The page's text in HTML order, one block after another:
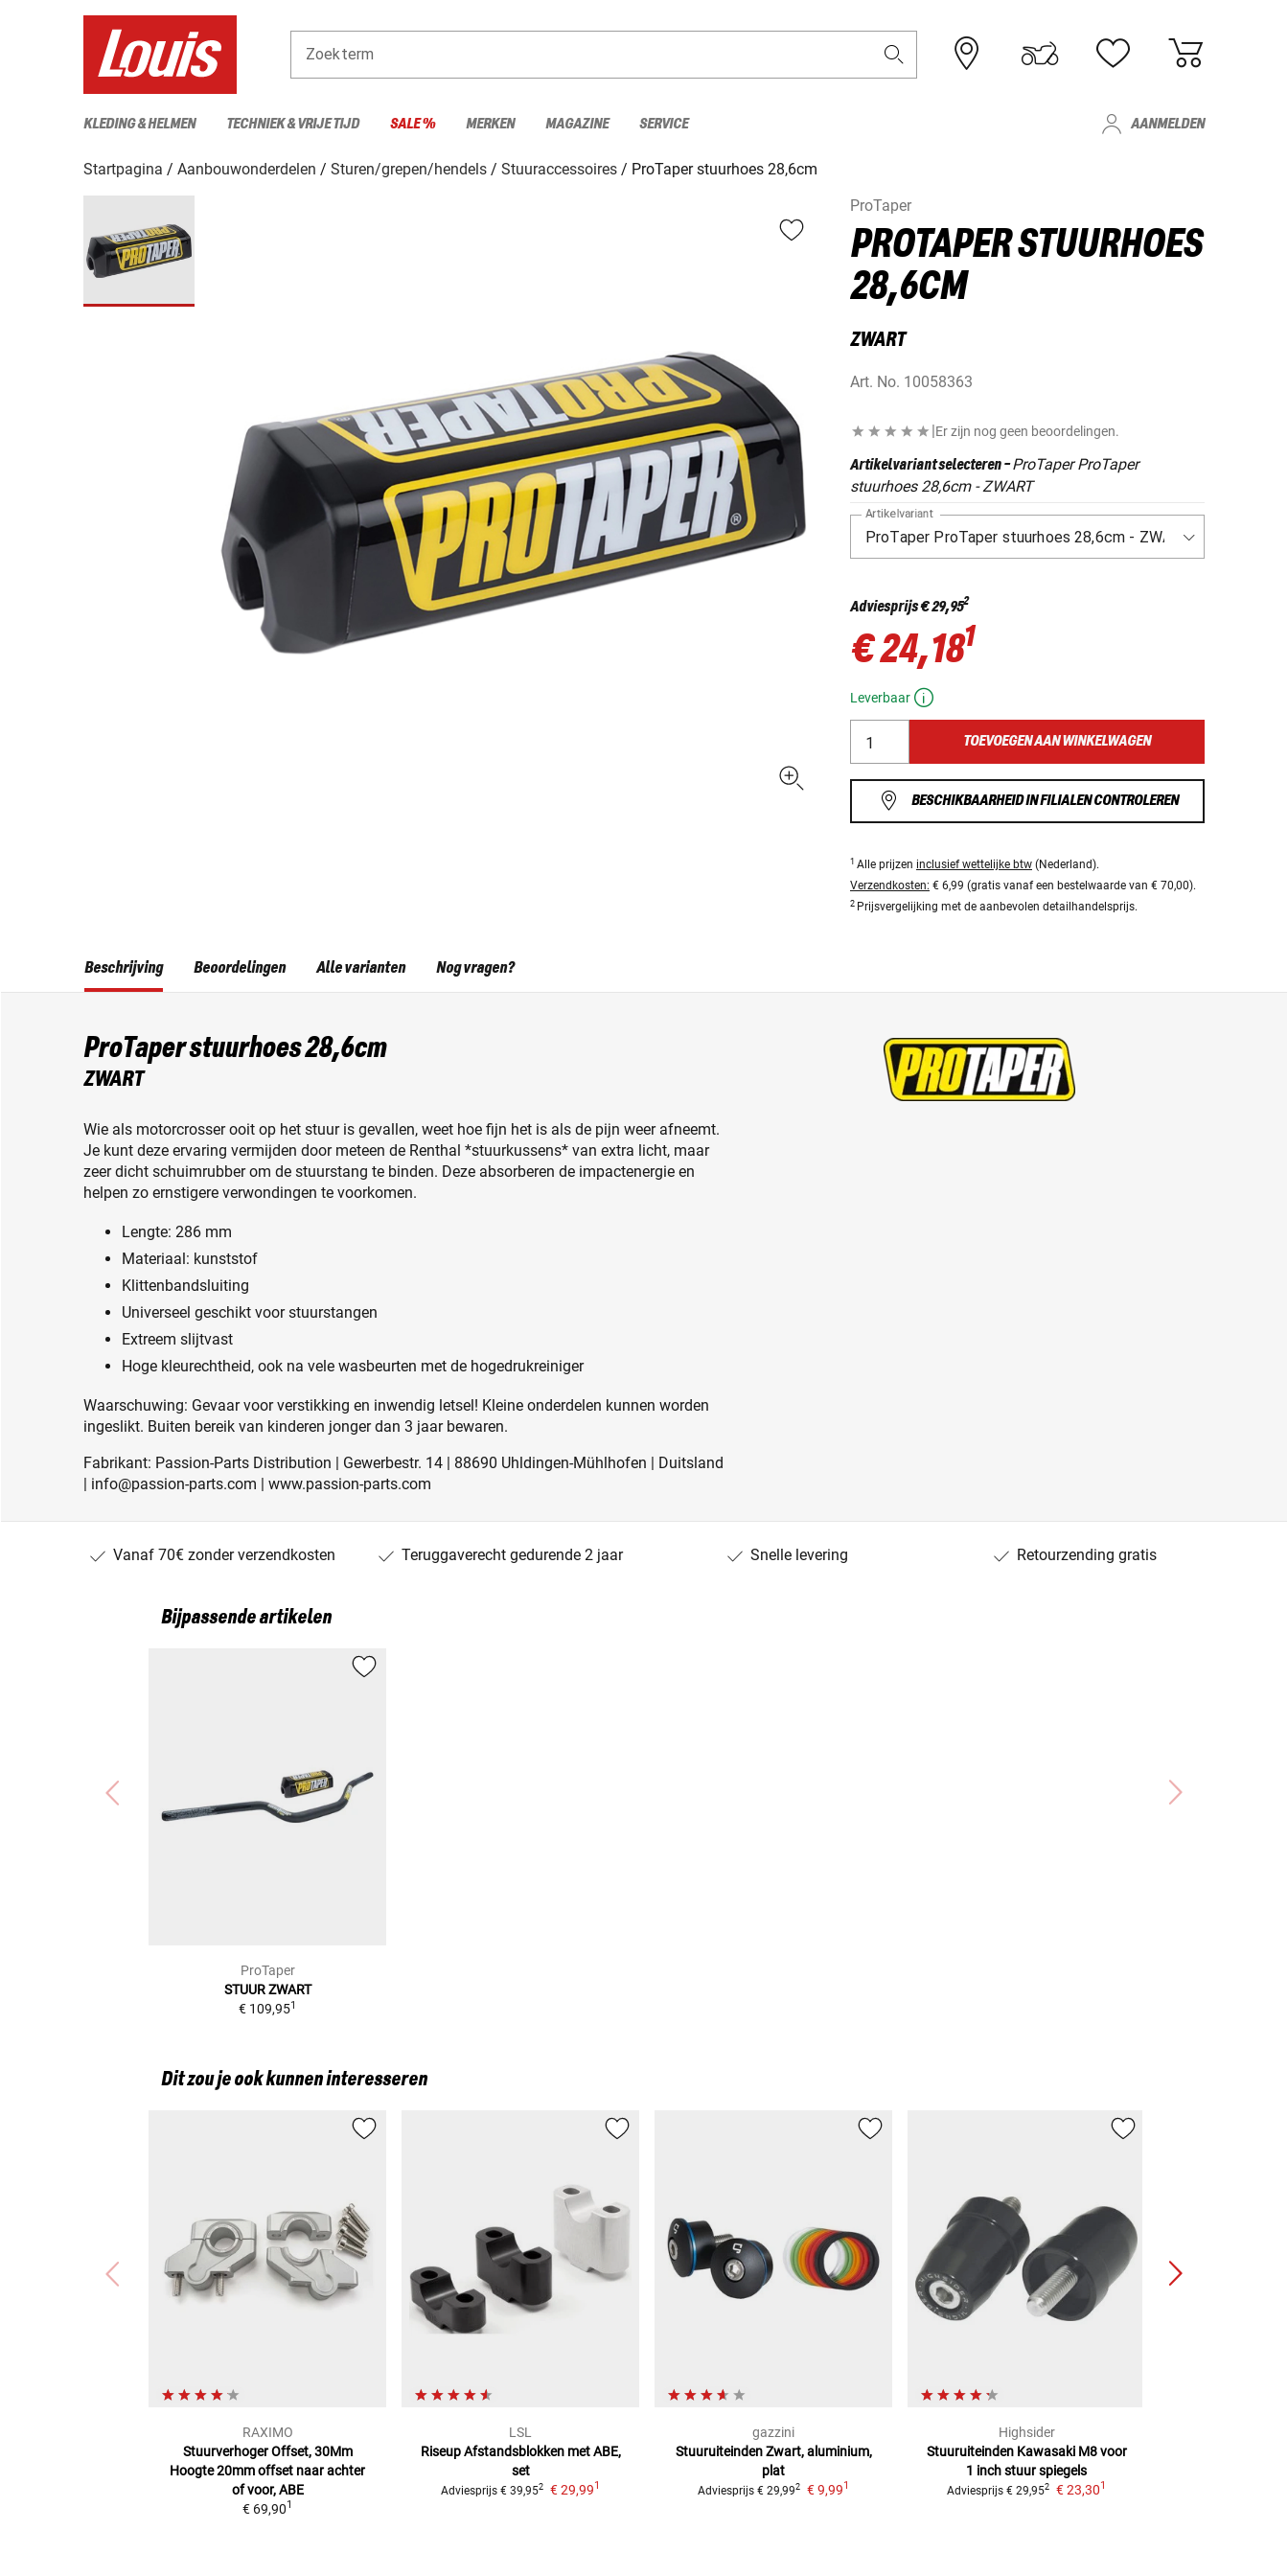
Zoekterm
KLEDING & HELMEN TECHNIEK & VRIJE TIJD SALE % MERKEN MAGAZINE SERVICE AANMELDEN
Startpagina Aanbouwonderdelen Sturen/grepen/hendels Stuuraccessoires
ProTaper stuurhoes 28,6cm
ProTaper
PROTAPER STUURHOES
28,6CM
ZWART
Art. No. 10058363
|Er zijn nog geen beoordelingen.
Artikelvariant selecteren-ProTaper ProTaper
stuurhoes 28,6cm - ZWART
Artikelvariant
Adviesprijs€ 29,952
€ 24,181
Leverbaar
TOEVOEGEN AAN WINKELWAGEN
BESCHIKBAARHEID IN FILIALEN CONTROLEREN
1 Alle prijzen inclusief wettelijke btw (Nederland).
Verzendkosten: € 6,99 (gratis vanaf een bestelwaarde van € 70,00).
2 Prijsvergelijking met de aanbevolen detailhandelsprijs.
Beschrijving
ProTaper stuurhoes 28,6cm
ZWART
Wie als motorcrosser ooit op het stuur is gevallen, weet hoe fijn het is als de pijn weer afneemt.
Je kunt deze ervaring vermijden door meteen de Renthal *stuurkussens* van extra licht, maar
zeer dicht schuimrubber om de stuurstang te binden. Deze absorberen de impactenergie en
helpen zo ernstigere verwondingen te voorkomen.
Lengte: 286 mm
Materiaal: kunststof
Klittenbandsluiting
Universeel geschikt voor stuurstangen
Extreem slijtvast
Hoge kleurechtheid, ook na vele wasbeurten met de hogedrukreiniger
Waarschuwing: Gevaar voor verstikking en inwendig letsel! Kleine onderdelen kunnen worden
ingeslikt. Buiten bereik van kinderen jonger dan 3 jaar bewaren.
Fabrikant: Passion-Parts Distribution | Gewerbestr. 14 | 88690 Uhldingen-Mühlhofen | Duitsland
| info@passion-parts.com | www.passion-parts.com
Beoordelingen Alle varianten Nog vragen?
Vanaf 70€ zonder verzendkosten Teruggaverecht gedurende 2 jaar Snelle levering Retourzending gratis
Bijpassende artikelen
ProTaper
STUUR ZWART
€ 109,951
Dit zou je ook kunnen interesseren
RAXIMO
Stuurverhoger Offset, 30Mm
Hoogte20mm offset naar achter
of voor, ABE
€ 69,901
LSL
Riseup Afstandsblokken met ABE,
set
Adviesprijs € 39,952 € 29,991
gazzini
Stuuruiteinden Zwart, aluminium,
plat
Adviesprijs € 29,992 € 9,991
Highsider
Stuuruiteinden Kawasaki M8 voor
1 inch stuur spiegels
Adviesprijs € 29,952 € 23,301